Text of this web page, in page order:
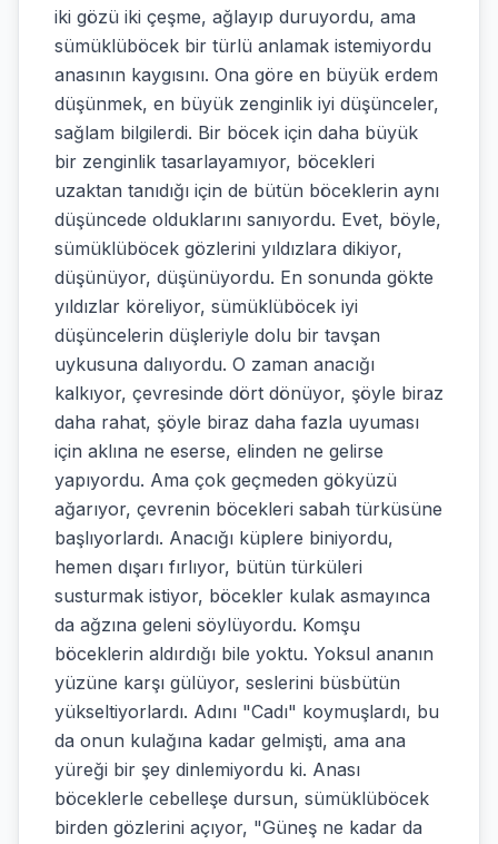
iki gözü iki çeşme, ağlayıp duruyordu, ama
sümüklüböcek bir türlü anlamak istemiyordu
anasının kaygısını. Ona göre en büyük erdem
düşünmek, en büyük zenginlik iyi düşünceler,
sağlam bilgilerdi. Bir böcek için daha büyük
bir zenginlik tasarlayamıyor, böcekleri
uzaktan tanıdığı için de bütün böceklerin aynı
düşüncede olduklarını sanıyordu. Evet, böyle,
sümüklüböcek gözlerini yıldızlara dikiyor,
düşünüyor, düşünüyordu. En sonunda gökte
yıldızlar köreliyor, sümüklüböcek iyi
düşüncelerin düşleriyle dolu bir tavşan
uykusuna dalıyordu. O zaman anacığı
kalkıyor, çevresinde dört dönüyor, şöyle biraz
daha rahat, şöyle biraz daha fazla uyuması
için aklına ne eserse, elinden ne gelirse
yapıyordu. Ama çok geçmeden gökyüzü
ağarıyor, çevrenin böcekleri sabah türküsüne
başlıyorlardı. Anacığı küplere biniyordu,
hemen dışarı fırlıyor, bütün türküleri
susturmak istiyor, böcekler kulak asmayınca
da ağzına geleni söylüyordu. Komşu
böceklerin aldırdığı bile yoktu. Yoksul ananın
yüzüne karşı gülüyor, seslerini büsbütün
yükseltiyorlardı. Adını "Cadı" koymuşlardı, bu
da onun kulağına kadar gelmişti, ama ana
yüreği bir şey dinlemiyordu ki. Anası
böceklerle cebelleşe dursun, sümüklüböcek
birden gözlerini açıyor, "Güneş ne kadar da